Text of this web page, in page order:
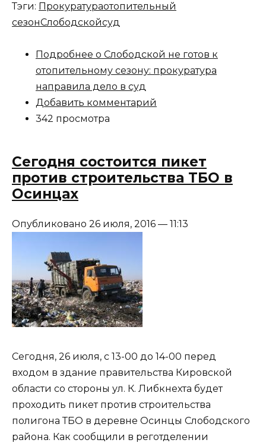
Тэги: Прокуратураотопительный
сезонСлободскойсуд
Подробнее о Слободской не готов к
отопительному сезону: прокуратура
направила дело в суд
Добавить комментарий
342 просмотра
Сегодня состоится пикет
против строительства ТБО в
Осинцах
Опубликовано 26 июля, 2016 — 11:13
Сегодня, 26 июля, с 13-00 до 14-00 перед
входом в здание правительства Кировской
области со стороны ул. К. Либкнехта будет
проходить пикет против строительства
полигона ТБО в деревне Осинцы Слободского
района. Как сообщили в реготделении